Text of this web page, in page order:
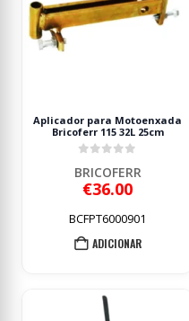
Aplicador para Motoenxada
Bricoferr 115 32L 25cm
BRICOFERR
€36.00
BCFPT6000901
ADICIONAR